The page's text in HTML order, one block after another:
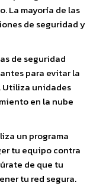
La mayoría de las
de seguridad y
de seguridad
para evitar la
Utiliza unidades
en la nube
un programa
tu equipo contra
de que tu
tu red segura.